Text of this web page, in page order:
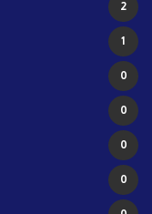
2
1
0
0
0
0